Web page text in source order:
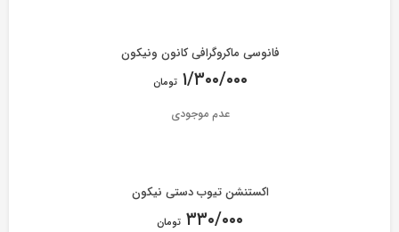
فانوسی ماکروگرافی کانون ونیکون
۱/۳۰۰/۰۰۰ تومان
عدم موجودی
اکستنشن تیوب دستی نیکون
۳۳۰/۰۰۰ تومان